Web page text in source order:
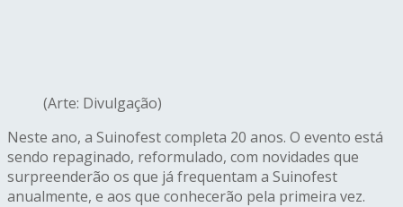
(Arte: Divulgação)
Neste ano, a Suinofest completa 20 anos. O evento está
sendo repaginado, reformulado, com novidades que
surpreenderão os que já frequentam a Suinofest
anualmente, e aos que conhecerão pela primeira vez.